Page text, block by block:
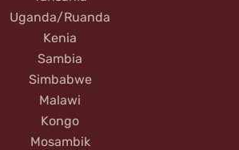
Uganda/Ruanda
Kenia
Sambia
Simbabwe
Malawi
Kongo
Mosambik